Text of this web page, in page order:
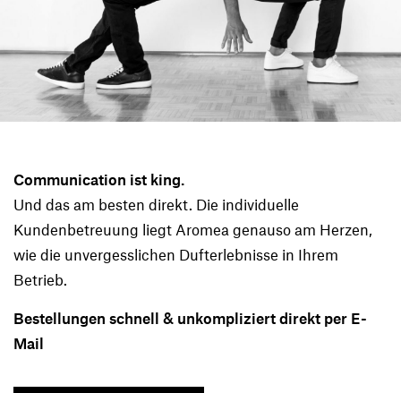
Communication ist king.
Und das am besten direkt. Die individuelle
Kundenbetreuung liegt Aromea genauso am Herzen,
wie die unvergesslichen Dufterlebnisse in Ihrem
Betrieb.
Bestellungen schnell & unkompliziert direkt per E-
Mail